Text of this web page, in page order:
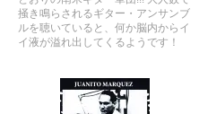
掻き鳴らされるギター・アンサンブ
ルを聴いていると、何か脳内からイ
イ液が溢れ出してくるようです！